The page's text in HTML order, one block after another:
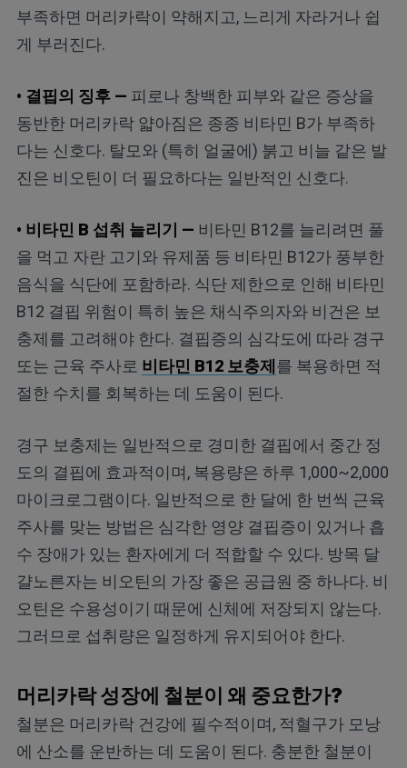
부족하면 머리카락이 약해지고, 느리게 자라거나 쉽
게 부러진다.
• 결핍의 징후 — 피로나 창백한 피부와 같은 증상을
동반한 머리카락 얇아짐은 종종 비타민 B가 부족하
다는 신호다. 탈모와 (특히 얼굴에) 붉고 비늘 같은 발
진은 비오틴이 더 필요하다는 일반적인 신호다.
• 비타민 B 섭취 늘리기 — 비타민 B12를 늘리려면 풀
을 먹고 자란 고기와 유제품 등 비타민 B12가 풍부한
음식을 식단에 포함하라. 식단 제한으로 인해 비타민
B12 결핍 위험이 특히 높은 채식주의자와 비건은 보
충제를 고려해야 한다. 결핍증의 심각도에 따라 경구
또는 근육 주사로 비타민 B12 보충제를 복용하면 적
절한 수치를 회복하는 데 도움이 된다.
경구 보충제는 일반적으로 경미한 결핍에서 중간 정
도의 결핍에 효과적이며, 복용량은 하루 1,000~2,000
마이크로그램이다. 일반적으로 한 달에 한 번씩 근육
주사를 맞는 방법은 심각한 영양 결핍증이 있거나 흡
수 장애가 있는 환자에게 더 적합할 수 있다. 방목 달
걀노른자는 비오틴의 가장 좋은 공급원 중 하나다. 비
오틴은 수용성이기 때문에 신체에 저장되지 않는다.
그러므로 섭취량은 일정하게 유지되어야 한다.
머리카락 성장에 철분이 왜 중요한가?
철분은 머리카락 건강에 필수적이며, 적혈구가 모낭
에 산소를 운반하는 데 도움이 된다. 충분한 철분이